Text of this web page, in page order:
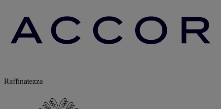
Raffinatezza